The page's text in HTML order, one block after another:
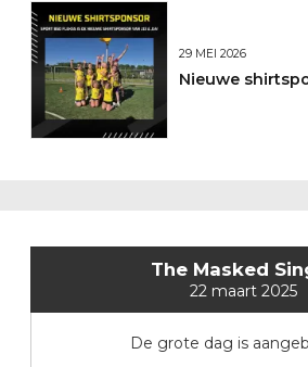
29 MEI 2026
Nieuwe
The Masked
22 maart 2025
De grote dag is